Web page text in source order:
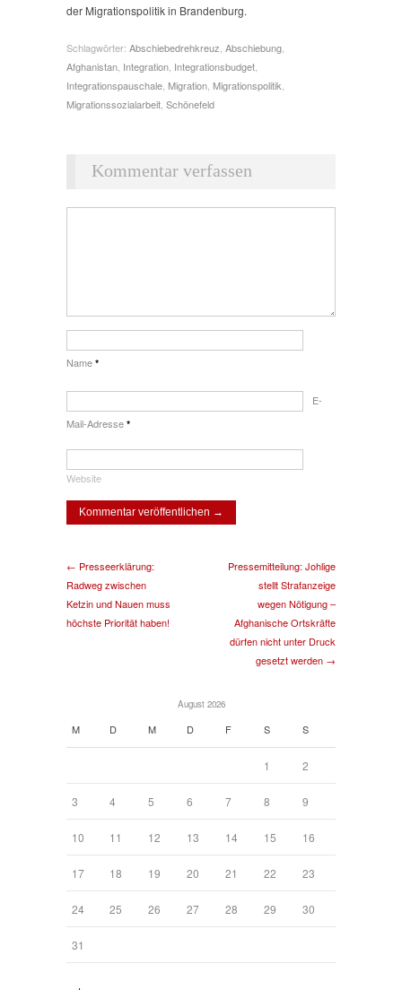
der Migrationspolitik in Brandenburg.
Schlagwörter: Abschiebedrehkreuz Abschiebung
Afghanistan Integration Integrationsbudget
Integrationspauschale Migration Migrationspolitik
Migrationssozialarbeit Schönefeld
Kommentar verfassen
Name *
E-
Mail-Adresse *
Website
← Presseerklärung:
Radweg zwischen
Ketzin und Nauen muss
höchste Priorität haben!
Pressemitteilung: Johlige
stellt Strafanzeige
wegen Nötigung –
Afghanische Ortskräfte
dürfen nicht unter Druck
gesetzt werden →
August 2026
M D M D F S S
1 2
3 4 5 6 7 8 9
10 11 12 13 14 15 16
17 18 19 20 21 22 23
24 25 26 27 28 29 30
31